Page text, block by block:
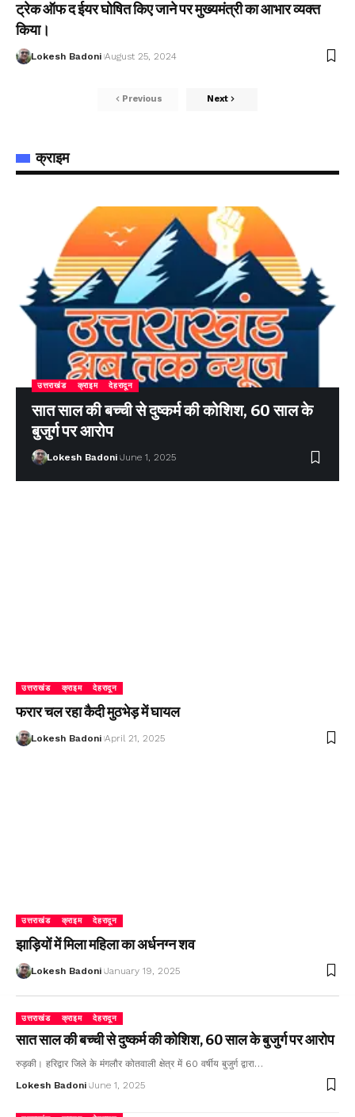
ट्रेक ऑफ द ईयर घोषित किए जाने पर मुख्यमंत्री का आभार व्यक्त
किया।
Lokesh Badoni August 25, 2024
Previous Next
क्राइम
उत्तराखंड क्राइम देहरादून
सात साल की बच्ची से दुष्कर्म की कोशिश, 60 साल के
बुजुर्ग पर आरोप
Lokesh Badoni June 1, 2025
उत्तराखंड क्राइम देहरादून
फरार चल रहा कैदी मुठभेड़ में घायल
Lokesh Badoni April 21, 2025
उत्तराखंड क्राइम देहरादून
झाड़ियों में मिला महिला का अर्धनग्न शव
Lokesh Badoni January 19, 2025
उत्तराखंड क्राइम देहरादून
सात साल की बच्ची से दुष्कर्म की कोशिश, 60 साल के बुजुर्ग पर आरोप
रुड़की। हरिद्वार जिले के मंगलौर कोतवाली क्षेत्र में 60 वर्षीय बुजुर्ग द्वारा…
Lokesh Badoni June 1, 2025